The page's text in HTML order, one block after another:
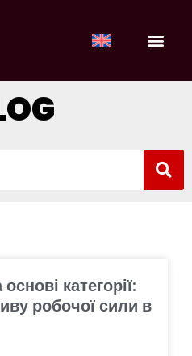
категорії:
робочої сили в